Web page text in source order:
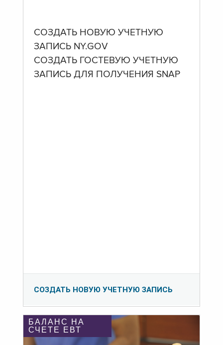
СОЗДАТЬ НОВУЮ УЧЕТНУЮ
ЗАПИСЬ NY.GOV
СОЗДАТЬ ГОСТЕВУЮ УЧЕТНУЮ
ЗАПИСЬ ДЛЯ ПОЛУЧЕНИЯ SNAP
СОЗДАТЬ НОВУЮ УЧЕТНУЮ ЗАПИСЬ
БАЛАНС НА
СЧЕТЕ ЕВТ